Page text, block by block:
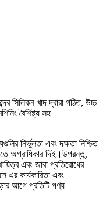
সিলিকন খাদ দ্বারা গঠিত, উচ্চ
বৈশিষ্ট্য সহ
নির্ভুলতা এবং দক্ষতা নিশ্চিত
অগ্রাধিকার দিই।উপরন্তু,
এবং জারা প্রতিরোধের
এর কার্যকারিতা এবং
আগে প্রতিটি পণ্য